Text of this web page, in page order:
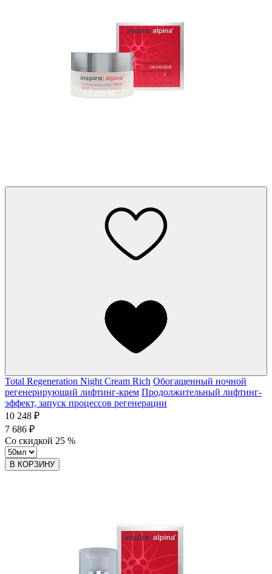
Total Regeneration Night Cream Rich Обогащенный ночной
регенерирующий лифтинг-крем Продолжительный лифтинг-
эффект, запуск процессов регенерации
10 248 ₽
7 686 ₽
Со скидкой 25 %
В КОРЗИНУ